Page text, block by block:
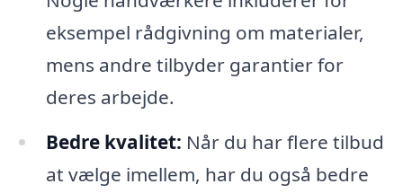
eksempel rådgivning om materialer,
mens andre tilbyder garantier for
deres arbejde.
Bedre kvalitet: Når du har flere tilbud
at vælge imellem, har du også bedre